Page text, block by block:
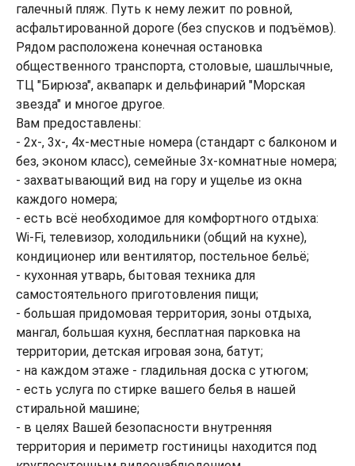
галечный пляж. Путь к нему лежит по ровной,
асфальтированной дороге (без спусков и подъёмов).
Рядом расположена конечная остановка
общественного транспорта, столовые, шашлычные,
ТЦ "Бирюза", аквапарк и дельфинарий "Морская
звезда" и многое другое.
Вам предоставлены:
- 2х-, 3х-, 4х-местные номера (стандарт с балконом и
без, эконом класс), семейные 3х-комнатные номера;
- захватывающий вид на гору и ущелье из окна
каждого номера;
- есть всё необходимое для комфортного отдыха:
Wi-Fi, телевизор, холодильники (общий на кухне),
кондиционер или вентилятор, постельное бельё;
- кухонная утварь, бытовая техника для
самостоятельного приготовления пищи;
- большая придомовая территория, зоны отдыха,
мангал, большая кухня, бесплатная парковка на
территории, детская игровая зона, батут;
- на каждом этаже - гладильная доска с утюгом;
- есть услуга по стирке вашего белья в нашей
стиральной машине;
- в целях Вашей безопасности внутренняя
территория и периметр гостиницы находится под